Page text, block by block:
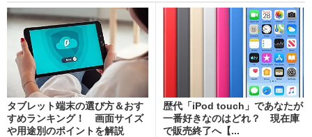
タブレット端末の選び方＆おす
すめランキング！ 画面サイズ
や用途別のポイントを解説
歴代「iPod touch」であなたが
一番好きなのはどれ？ 現在庫
で販売終了へ【...